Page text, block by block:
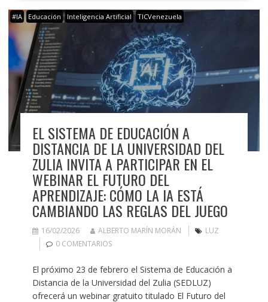
#IA Educación Inteligencia Artificial TICVenezuela
EL SISTEMA DE EDUCACIÓN A
DISTANCIA DE LA UNIVERSIDAD DEL
ZULIA INVITA A PARTICIPAR EN EL
WEBINAR EL FUTURO DEL
APRENDIZAJE: CÓMO LA IA ESTÁ
CAMBIANDO LAS REGLAS DEL JUEGO
16/02/2026 ALBERTO MARÍN MORÁN
LUZ
0 COMENTARIOS
El próximo 23 de febrero el Sistema de Educación a
Distancia de la Universidad del Zulia (SEDLUZ)
ofrecerá un webinar gratuito titulado El Futuro del